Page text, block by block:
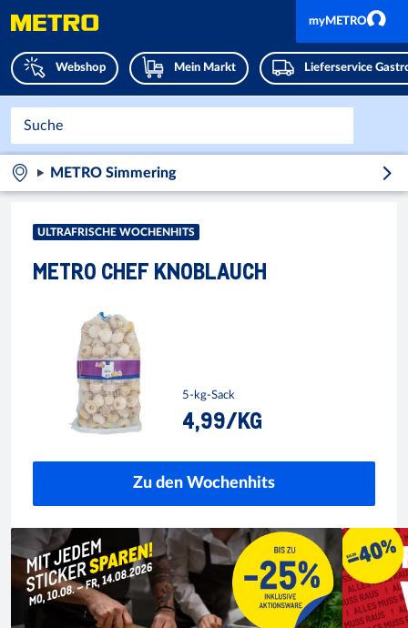
Webshop Mein Markt Lieferservice
myMETRO
METRO Simmering
ULTRAFRISCHE WOCHENHITS
METRO CHEF KNOBLAUCH
5-kg-Sack
4,99/KG
Zu den Wochenhits